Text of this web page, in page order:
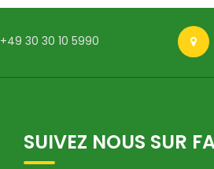
+49 30 30 10 5990
SUIVEZ NOUS SUR